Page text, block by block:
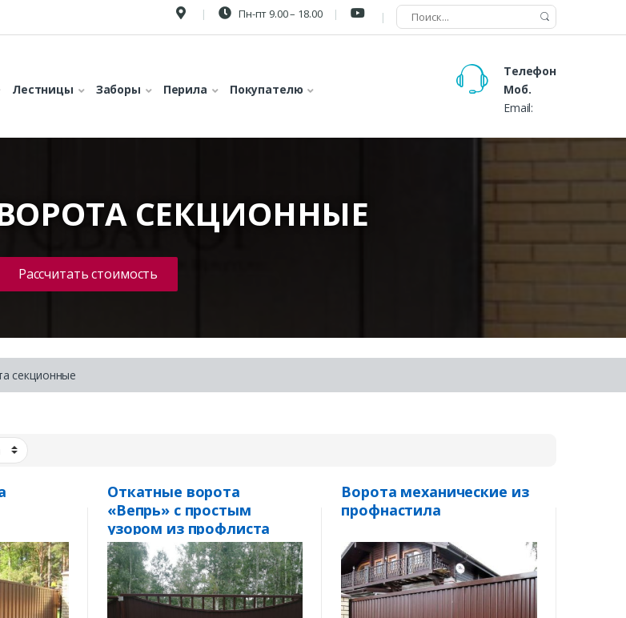
Пн-пт 9.00 – 18.00
Лестницы Заборы Перила Покупателю
Телефон
Моб.
Email:
СЕКЦИОННЫЕ
Рассчитать стоимость
секционные
Откатные ворота
«Вепрь» с простым
узором из профлиста
Ворота механические из
профнастила